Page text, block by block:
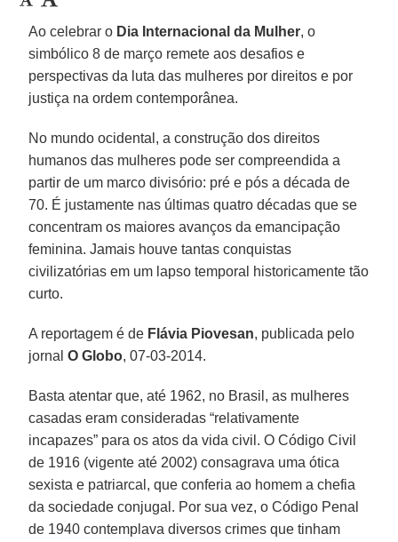
Ao celebrar o Dia Internacional da Mulher, o
simbólico 8 de março remete aos desafios e
perspectivas da luta das mulheres por direitos e por
justiça na ordem contemporânea.
No mundo ocidental, a construção dos direitos
humanos das mulheres pode ser compreendida a
partir de um marco divisório: pré e pós a década de
70. É justamente nas últimas quatro décadas que se
concentram os maiores avanços da emancipação
feminina. Jamais houve tantas conquistas
civilizatórias em um lapso temporal historicamente tão
curto.
A reportagem é de Flávia Piovesan, publicada pelo
jornalO Globo, 07-03-2014.
Basta atentar que, até 1962, no Brasil, as mulheres
casadas eram consideradas “relativamente
incapazes” para os atos da vida civil. O Código Civil
de 1916 (vigente até 2002) consagrava uma ótica
sexista e patriarcal, que conferia ao homem a chefia
da sociedade conjugal. Por sua vez, o Código Penal
de 1940 contemplava diversos crimes que tinham